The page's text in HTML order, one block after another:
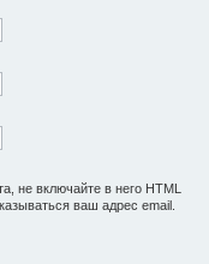
не включайте в него HTML
ваш адрес email.